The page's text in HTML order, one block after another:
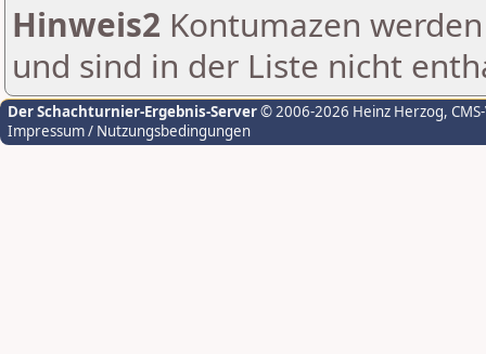
Hinweis2 Kontumazen
und sind in der Liste nicht
Der Schachturnier-Ergebnis-Server© 2006-2026 Heinz Herzog,
Impressum / Nutzungsbedingungen